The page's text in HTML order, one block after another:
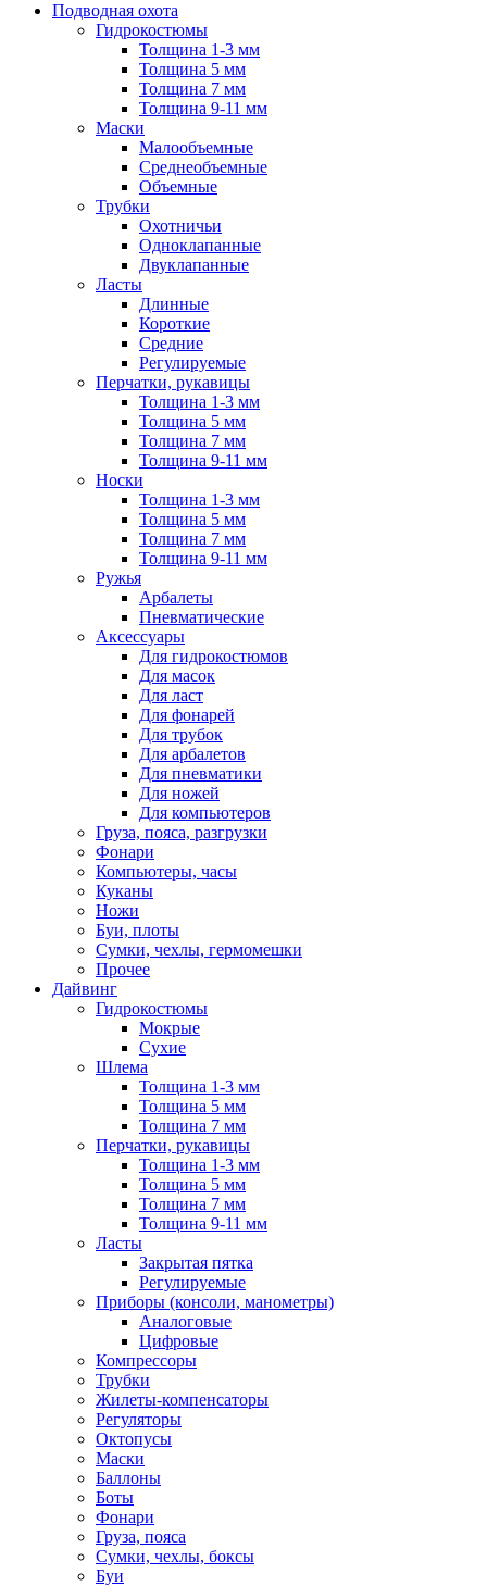
Подводная охота
Гидрокостюмы
Толщина 1-3 мм
Толщина 5 мм
Толщина 7 мм
Толщина 9-11 мм
Маски
Малообъемные
Среднеобъемные
Объемные
Трубки
Охотничьи
Одноклапанные
Двуклапанные
Ласты
Длинные
Короткие
Средние
Регулируемые
Перчатки, рукавицы
Толщина 1-3 мм
Толщина 5 мм
Толщина 7 мм
Толщина 9-11 мм
Носки
Толщина 1-3 мм
Толщина 5 мм
Толщина 7 мм
Толщина 9-11 мм
Ружья
Арбалеты
Пневматические
Аксессуары
Для гидрокостюмов
Для масок
Для ласт
Для фонарей
Для трубок
Для арбалетов
Для пневматики
Для ножей
Для компьютеров
Груза, пояса, разгрузки
Фонари
Компьютеры, часы
Куканы
Ножи
Буи, плоты
Сумки, чехлы, гермомешки
Прочее
Дайвинг
Гидрокостюмы
Мокрые
Сухие
Шлема
Толщина 1-3 мм
Толщина 5 мм
Толщина 7 мм
Перчатки, рукавицы
Толщина 1-3 мм
Толщина 5 мм
Толщина 7 мм
Толщина 9-11 мм
Ласты
Закрытая пятка
Регулируемые
Приборы (консоли, манометры)
Аналоговые
Цифровые
Компрессоры
Трубки
Жилеты-компенсаторы
Регуляторы
Октопусы
Маски
Баллоны
Боты
Фонари
Груза, пояса
Сумки, чехлы, боксы
Буи